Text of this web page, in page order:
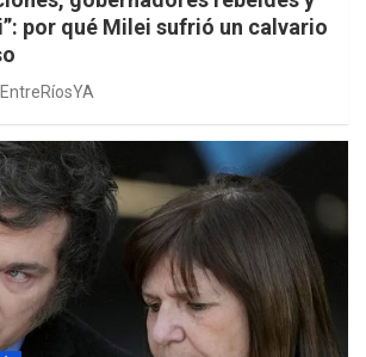
por qué Milei sufrió un calvario
EntreRíosYA